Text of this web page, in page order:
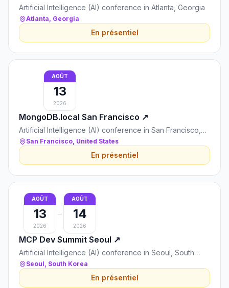
Artificial Intelligence (AI) conference in Atlanta, Georgia
Atlanta, Georgia
En présentiel
AOÛT
13
2026
MongoDB.local San Francisco ↗
Artificial Intelligence (AI) conference in San Francisco,
United States
San Francisco, United States
En présentiel
AOÛT
13
2026
→
AOÛT
14
2026
MCP Dev Summit Seoul ↗
Artificial Intelligence (AI) conference in Seoul, South
Korea
Seoul, South Korea
En présentiel